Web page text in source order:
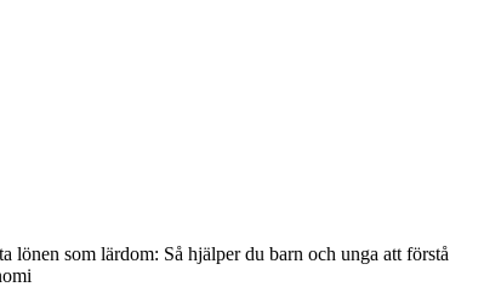
lönen som lärdom: Så hjälper du barn och unga att förstå